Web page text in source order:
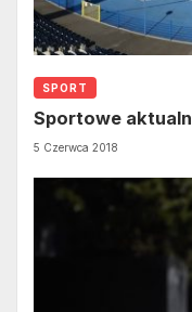
SPORT
Sportowe
5 Czerwca 2018